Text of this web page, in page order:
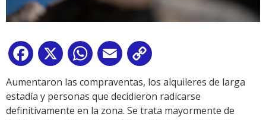
Facebook
X WhatsApp
Email
Link
Aumentaron las compraventas, los alquileres de larga
estadía y personas que decidieron radicarse
definitivamente en la zona. Se trata mayormente de